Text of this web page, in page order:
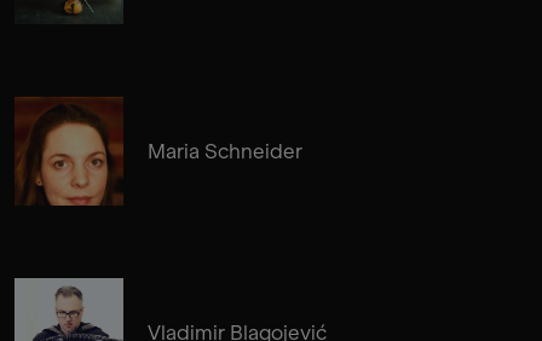
Maria Schneider
Vladimir Blagojević